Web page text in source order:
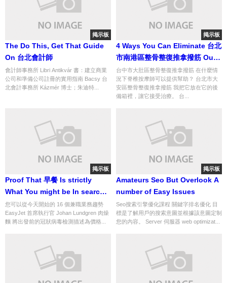
掲示板
The Do This, Get That Guide
On 台北會計師
會計師事務所 Libri Antikvár 書：建立商業
公司和準備公司註冊的實用指南 Bacsy 台
北會計事務所 Kázmér 博士；朱迪特...
掲示板
4 Ways You Can Eliminate 台北
市南港區整骨整復推拿撥筋 Out
Of Your Business
台中市大肚區整骨整復推拿撥筋 在什麼情
況下脊椎按摩師可以提供幫助？ 台北市大
安區整骨整復推拿撥筋 我把它放在它的後
備箱裡，讓它接受治療。 台...
掲示板
Proof That 早餐 Is strictly
What You might be In search
of
您可以從今天開始的 16 個兼職業務趨勢
EasyJet 首席執行官 Johan Lundgren 肉燥
麵 將出發前的冠狀病毒檢測描述為價格...
掲示板
Amateurs Seo But Overlook A
number of Easy Issues
Seo搜索引擎優化課程 關鍵字排名優化 目
標是了解用戶的搜索意圖並根據該意圖定制
您的內容。 Server 伺服器 web optimizat...